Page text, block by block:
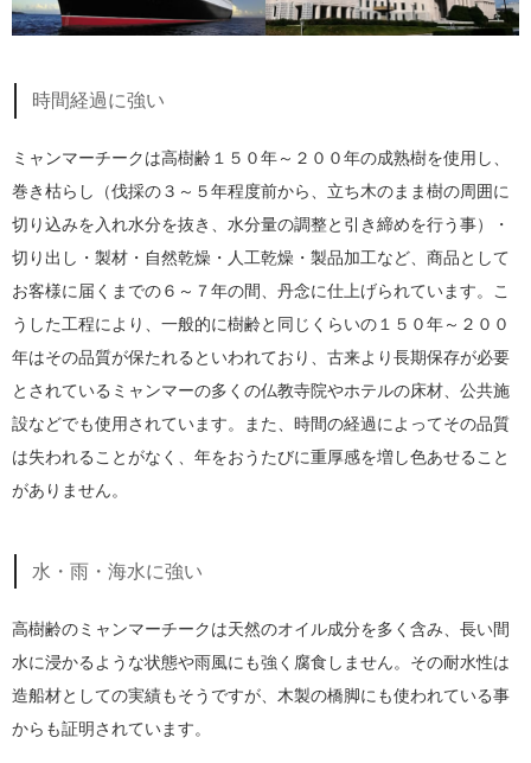
時間経過に強い
ミャンマーチークは高樹齢１５０年～２００年の成熟樹を使用し、
巻き枯らし（伐採の３～５年程度前から、立ち木のまま樹の周囲に
切り込みを入れ水分を抜き、水分量の調整と引き締めを行う事）・
切り出し・製材・自然乾燥・人工乾燥・製品加工など、商品として
お客様に届くまでの６～７年の間、丹念に仕上げられています。こ
うした工程により、一般的に樹齢と同じくらいの１５０年～２００
年はその品質が保たれるといわれており、古来より長期保存が必要
とされているミャンマーの多くの仏教寺院やホテルの床材、公共施
設などでも使用されています。また、時間の経過によってその品質
は失われることがなく、年をおうたびに重厚感を増し色あせること
がありません。
水・雨・海水に強い
高樹齢のミャンマーチークは天然のオイル成分を多く含み、長い間
水に浸かるような状態や雨風にも強く腐食しません。その耐水性は
造船材としての実績もそうですが、木製の橋脚にも使われている事
からも証明されています。